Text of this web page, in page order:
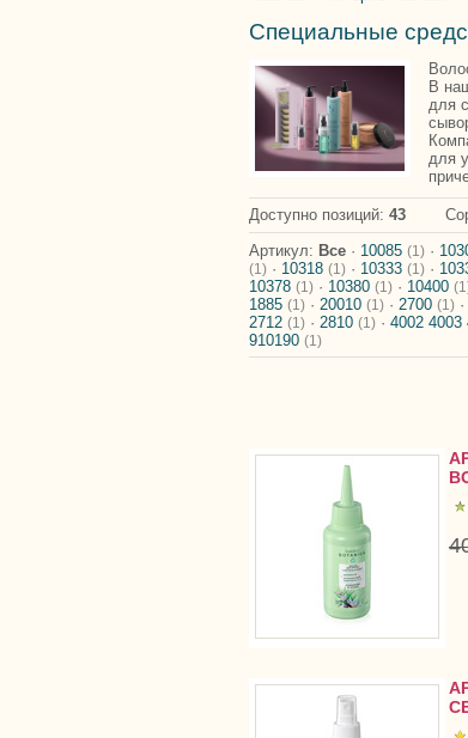
Специальные
В
для
для
Доступно позиций: 43
Артикул: Все · 10085 (1) ·
(1) · 10318 (1) · 10333 (1) ·
10378 (1) · 10380 (1) · 10400
1885 (1) · 20010 (1) · 2700 (1) ·
2712 (1) · 2810 (1) · 4002 4003
910190 (1)